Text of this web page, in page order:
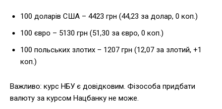
100 доларів США – 4423 грн (44,23 за долар, 0 коп.)
100 євро – 5130 грн (51,30 за євро, 0 коп.)
100 польських злотих – 1207 грн (12,07 за злотий, +1
коп.)
Важливо: курс НБУ є довідковим. Фізособа придбати
валюту за курсом Нацбанку не може.